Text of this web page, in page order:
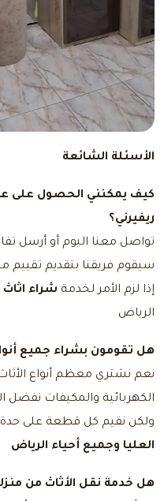
الأسئلة الشائعة
كيف يمكنني الحصول على
ريفيرني؟
تواصل معنا اليوم أو أرسل
سيقوم فريقنا بتقديم تقييم
إذا لزم الأمر لخدمة شراء
الرياض
هل تقومون بشراء جميع
نعم نشتري معظم أنواع الأثاث
الكهربائية والمكيفات نفضل
ولكن نقيم كل قطعة على
العليا وجميع أحياء الرياض
هل خدمة نقل الأثاث من